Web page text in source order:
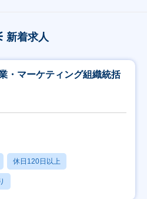
新着求人
・マーケティング組織統括
休日120日以上